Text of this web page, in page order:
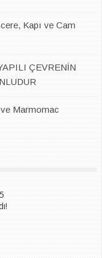
Kapı ve Cam
ÇEVRENİN
Marmomac